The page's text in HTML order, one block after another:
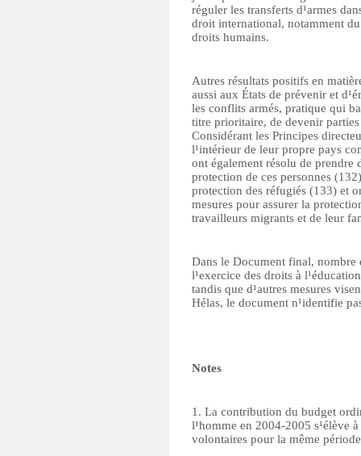
réguler les transferts d¹armes
droit international, notamment
droits humains.
Autres résultats positifs en
aussi aux États de prévenir et
les conflits armés, pratique qui
titre prioritaire, de devenir
Considérant les Principes
l¹intérieur de leur propre pays
ont également résolu de prendre
protection de ces personnes
protection des réfugiés (133) et
mesures pour assurer la
travailleurs migrants et de leur
Dans le Document final, nombre
l¹exercice des droits à
tandis que d¹autres mesures
Hélas, le document n¹identifie
Notes
1. La contribution du budget
l¹homme en 2004-2005 s¹élève
volontaires pour la même